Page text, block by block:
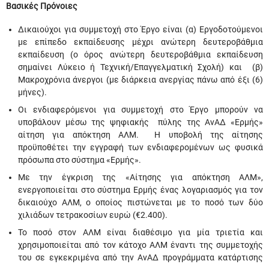
Βασικές Πρόνοιες
Δικαιούχοι για συμμετοχή στο Έργο είναι (α) Εργοδοτούμενοι
με επίπεδο εκπαίδευσης μέχρι ανώτερη δευτεροβάθμια
εκπαίδευση (ο όρος ανώτερη δευτεροβάθμια εκπαίδευση
σημαίνει Λύκειο ή Τεχνική/Επαγγελματική Σχολή) και (β)
Μακροχρόνια άνεργοι (με διάρκεια ανεργίας πάνω από έξι (6)
μήνες).
Οι ενδιαφερόμενοι για συμμετοχή στο Έργο μπορούν να
υποβάλουν μέσω της ψηφιακής πύλης της ΑνΑΔ «Ερμής»
αίτηση για απόκτηση ΑΛΜ. Η υποβολή της αίτησης
προϋποθέτει την εγγραφή των ενδιαφερομένων ως φυσικά
πρόσωπα στο σύστημα «Ερμής».
Με την έγκριση της «Αίτησης για απόκτηση ΑΛΜ»,
ενεργοποιείται στο σύστημα Ερμής ένας λογαριασμός για τον
δικαιούχο ΑΛΜ, ο οποίος πιστώνεται με το ποσό των δύο
χιλιάδων τετρακοσίων ευρώ (€2.400).
Το ποσό στον ΑΛΜ είναι διαθέσιμο για μία τριετία και
χρησιμοποιείται από τον κάτοχο ΑΛΜ έναντι της συμμετοχής
του σε εγκεκριμένα από την ΑνΑΔ προγράμματα κατάρτισης